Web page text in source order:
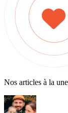
Nos articles à la une